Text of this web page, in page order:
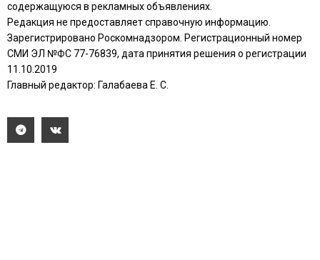
содержащуюся в рекламных объявлениях.
Редакция не предоставляет справочную информацию.
Зарегистрировано Роскомнадзором. Регистрационный номер
СМИ ЭЛ №ФС 77-76839, дата принятия решения о регистрации
11.10.2019
Главный редактор: Галабаева Е. С.